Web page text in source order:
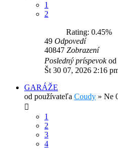
1
2
Rating: 0.45%
49 Odpovedí
40847 Zobrazení
Posledný príspevok
Št 30 07, 2026 2:16
GARÁŽE
od používateľa Coudy » Ne
1
2
3
4